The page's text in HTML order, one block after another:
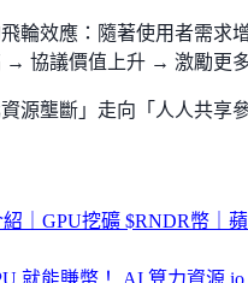
輪效應：隨著使用者需
→ 協議價值上升 → 激勵更
源壟斷」走向「人人共享參
紹｜GPU挖礦 $RNDR幣｜
就能賺幣！ AI 算力資源